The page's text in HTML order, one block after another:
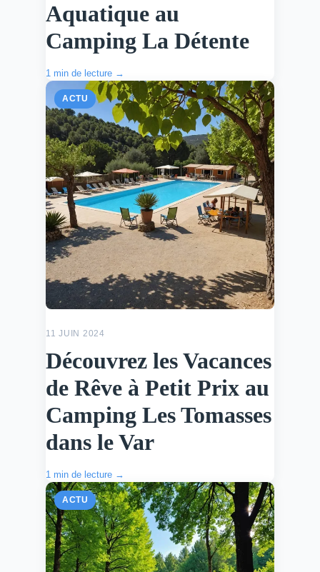
Aquatique au
Camping La Détente
1 min de lecture →
ACTU
11 JUIN 2024
Découvrez les Vacances
de Rêve à Petit Prix au
Camping Les Tomasses
dans le Var
1 min de lecture →
ACTU